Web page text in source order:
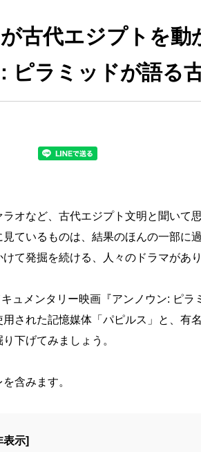
古代エジプトを動
ピラミッドが語る
ラオなど、古代エジプト文明と聞いて
見ているものは、結果のほんの一部に
て発掘を続ける、人々のドラマがあり
ュメンタリー映画『アンノウン: ピラ
された記憶媒体「パピルス」と、有
下げてみましょう。
含みます。
表示]